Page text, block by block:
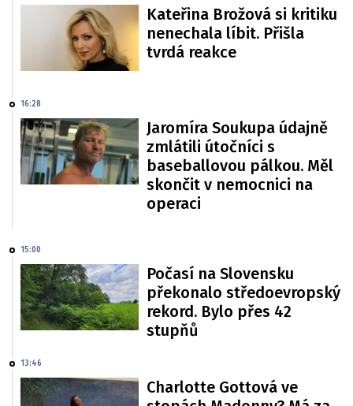
Kateřina Brožová si kritiku
nenechala líbit. Přišla
tvrdá reakce
16:28
Jaromíra Soukupa údajně
zmlátili útočníci s
baseballovou pálkou. Měl
skončit v nemocnici na
operaci
15:00
Počasí na Slovensku
překonalo středoevropský
rekord. Bylo přes 42
stupňů
13:46
Charlotte Gottová ve